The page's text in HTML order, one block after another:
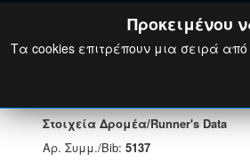
Στοιχεία Δρομέα/Runner's Data
Αρ. Συμμ./Bib: 5137
Προκειμένου
Τα cookies επιτρέπουν μια σειρά από